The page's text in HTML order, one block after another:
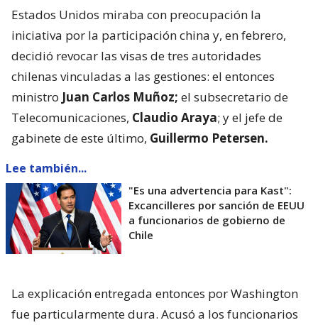
Estados Unidos miraba con preocupación la
iniciativa por la participación china y, en febrero,
decidió revocar las visas de tres autoridades
chilenas vinculadas a las gestiones: el entonces
ministro Juan Carlos Muñoz; el subsecretario de
Telecomunicaciones, Claudio Araya; y el jefe de
gabinete de este último, Guillermo Petersen.
Lee también...
"Es una advertencia para Kast":
Excancilleres por sanción de EEUU
a funcionarios de gobierno de
Chile
La explicación entregada entonces por Washington
fue particularmente dura. Acusó a los funcionarios